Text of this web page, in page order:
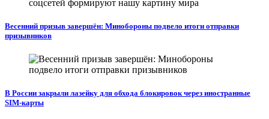
Весенний призыв завершён: Минобороны подвело итоги отправки
призывников
В России закрыли лазейку для обхода блокировок через иностранные
SIM-карты